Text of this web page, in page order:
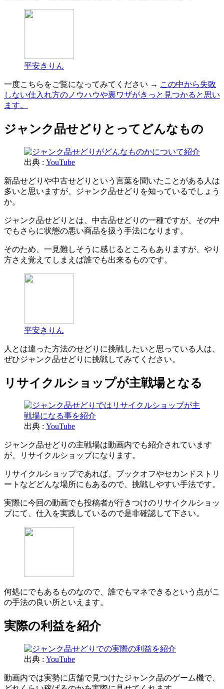
平安きりん
一度こちらをご覧になってみてください → この中から失敗
しない仕入れ方のノウハウや裏ワザがきっと見つかると思い
ます。
ジャンク品せどりとってどんなもの
出典 : YouTube
新品せどりや中古せどりという言葉を聞いたことがある人は
多いと思いますが、ジャンク品せどりを知っているでしょう
か。
ジャンク品せどりとは、中古品せどりの一種ですが、その中
でもさらに状態の悪い商品を扱う手法になります。
そのため、一見難しそうに感じるところもありますが、やり
方さえ覚えてしまえば誰でも出来るものです。
平安きりん
人とは違った方法のせどりに挑戦したいと思っている人は、
ぜひジャンク品せどりに挑戦してみてください。
リサイクルショップが主戦場となる
出典 : YouTube
ジャンク品せどりの主戦場は動画内でも紹介されています
が、リサイクルショップになります。
リサイクルショップであれば、ブックオフやセカンドストリ
ートなどどんな場所にもあるので、挑戦しやすい手法です。
実際に今回の動画でも投稿者が行きつけのリサイクルショッ
プにて、仕入を実践しているので是非確認して下さい。
何処にでもあるものなので、誰でもマネできるという点がこ
の手法の良い所といえます。
実際の利益を紹介
出典 : YouTube
動画内では実勢に店舗で見つけたジャンク品のゲーム機で、